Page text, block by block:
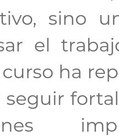
sino
el
curso ha
seguir